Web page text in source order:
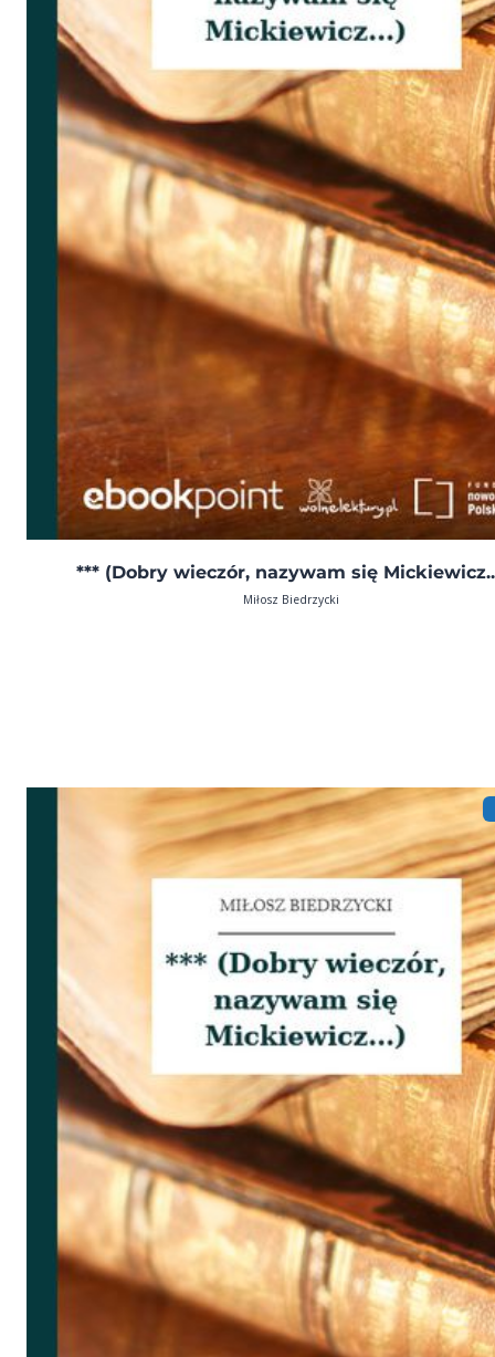
*** (Dobry wieczór, nazywam się
Miłosz Biedrzycki